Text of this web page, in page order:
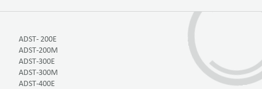
ADST- 200E
ADST-200M
ADST-300E
ADST-300M
ADST-400E